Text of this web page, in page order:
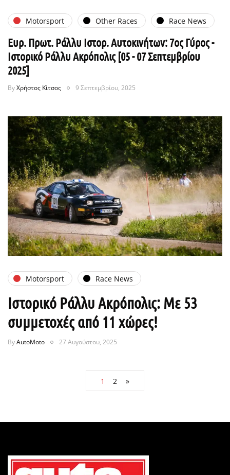
Motorsport Other Races Race News
Ευρ. Πρωτ. Ράλλυ Ιστορ. Αυτοκινήτων: 7ος Γύρος -
Ιστορικό Ράλλυ Ακρόπολις [05 - 07 Σεπτεμβρίου
2025]
ByΧρήστος Κίτσος 9 Σεπτεμβρίου, 2025
Motorsport Race News
Ιστορικό Ράλλυ Ακρόπολις: Με 53
συμμετοχές από 11 χώρες!
ByAutoMoto 27 Αυγούστου, 2025
1 2 »